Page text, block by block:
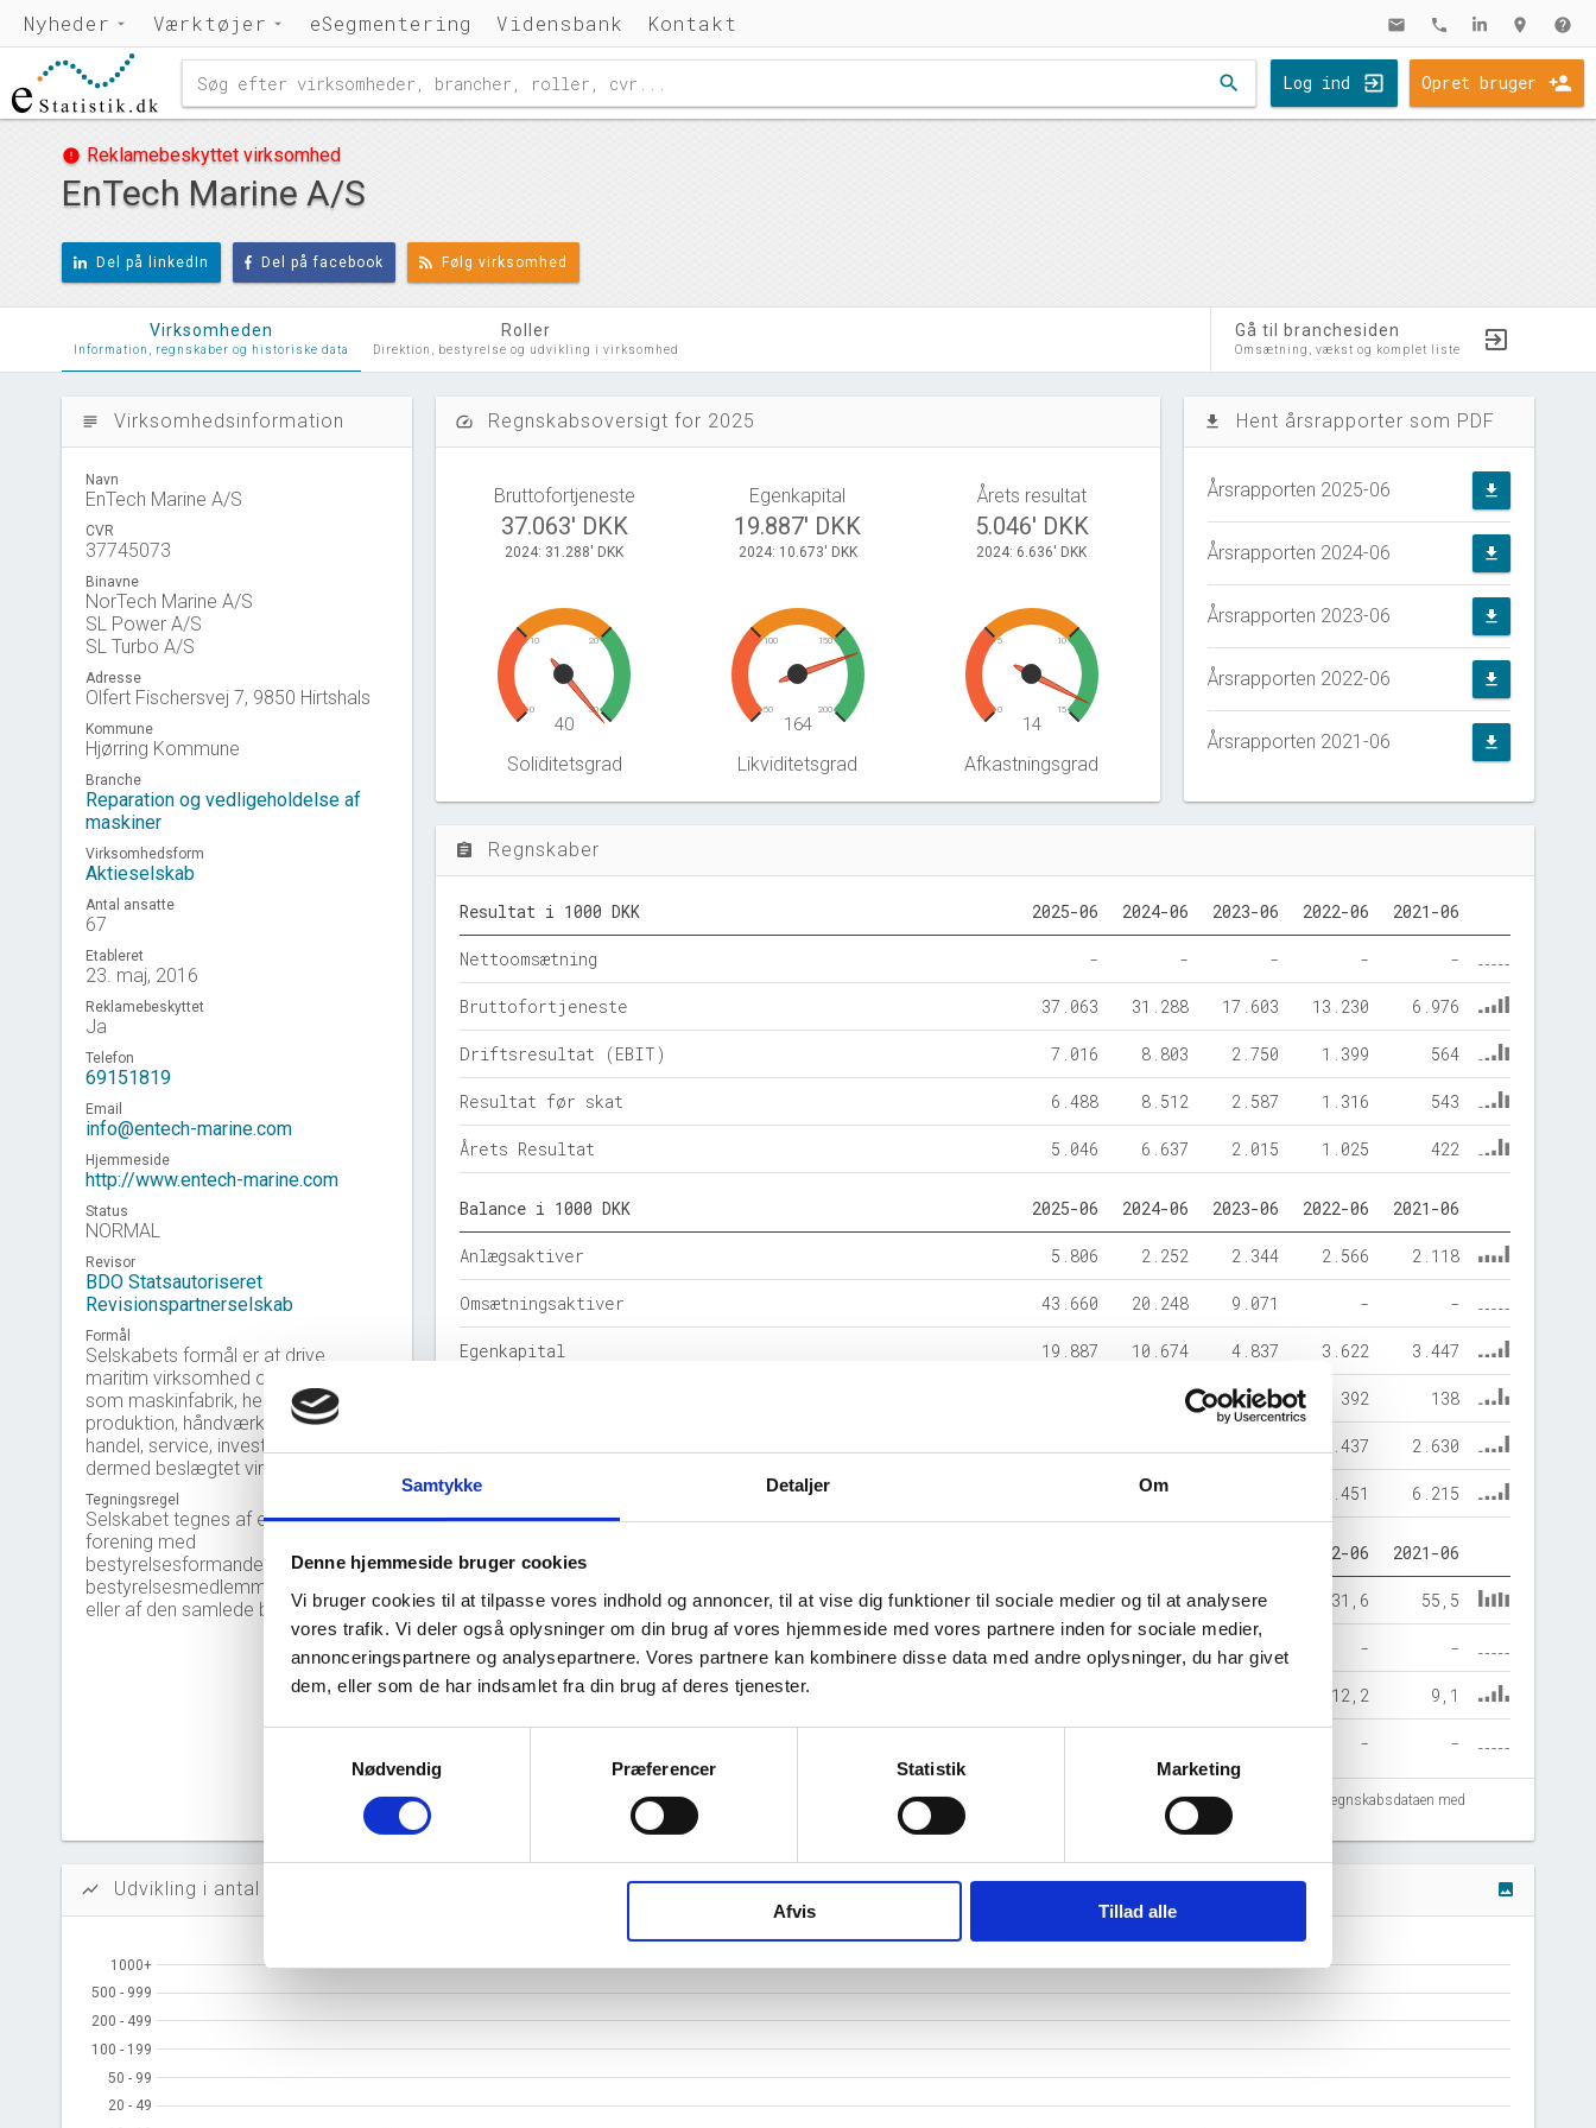
Samtykke Detaljer Om
Denne hjemmeside bruger cookies
Vi bruger cookies til at tilpasse vores indhold og annoncer, til at vise dig funktioner til sociale medier og til at analysere
vores trafik. Vi deler også oplysninger om din brug af vores hjemmeside med vores partnere inden for sociale medier,
annonceringspartnere og analysepartnere. Vores partnere kan kombinere disse data med andre oplysninger, du har givet
dem, eller som de har indsamlet fra din brug af deres tjenester.
Nødvendig
Præferencer Statistik Marketing
Afvis Tillad alle
Nyheder Værktøjer eSegmentering Vidensbank Kontakt mail phone location_on help
search Log ind Opret bruger
error Reklamebeskyttet virksomhed
EnTech Marine A/S
Del på linkedIn Del på facebook Følg virksomhed
Virksomheden
Information, regnskaber og historiske data
Roller
Direktion, bestyrelse og udvikling i virksomhed
Gå til branchesiden
Omsætning, vækst og komplet liste
subject Virksomhedsinformation
Navn
EnTech Marine A/S
CVR
37745073
Binavne
NorTech Marine A/S
SL Power A/S
SL Turbo A/S
Adresse
Olfert Fischersvej 7, 9850 Hirtshals
Kommune
Hjørring Kommune
Branche
Reparation og vedligeholdelse af
maskiner
Virksomhedsform
Aktieselskab
Antal ansatte
67
Etableret
23. maj, 2016
Reklamebeskyttet
Ja
Telefon
69151819
Email
info@entech-marine.com
Hjemmeside
http://www.entech-marine.com
Status
NORMAL
Revisor
BDO Statsautoriseret
Revisionspartnerselskab
Formål
Selskabets formål er at drive
maritim virksomhed og virksomhed
som maskinfabrik, herunder
produktion, håndværk, industri,
handel, service, investering og
dermed beslægtet virksomhed.
Tegningsregel
Selskabet tegnes af en direktør i
forening med
bestyrelsesformanden, eller af 3
bestyrelsesmedlemmer i forening,
eller af den samlede bestyrelse.
speed Regnskabsoversigt for 2025
Bruttofortjeneste
37.063' DKK
2024: 31.288' DKK
Egenkapital
19.887' DKK
2024: 10.673' DKK
Årets resultat
5.046' DKK
2024: 6.636' DKK
0
10 20
30
40
Soliditetsgrad
50
100 150
200
164
Likviditetsgrad
0
5 10
15
14
Afkastningsgrad
file_download Hent årsrapporter som PDF
Årsrapporten 2025-06 file_download
Årsrapporten 2024-06 file_download
Årsrapporten 2023-06 file_download
Årsrapporten 2022-06 file_download
Årsrapporten 2021-06 file_download
assignment Regnskaber
Resultat i 1000 DKK 2025-06 2024-06 2023-06 2022-06 2021-06
Nettoomsætning - - - - -
Bruttofortjeneste 37.063 31.288 17.603 13.230 6.976
Driftsresultat (EBIT) 7.016 8.803 2.750 1.399 564
Resultat før skat 6.488 8.512 2.587 1.316 543
Årets Resultat 5.046 6.637 2.015 1.025 422
Balance i 1000 DKK 2025-06 2024-06 2023-06 2022-06 2021-06
Anlægsaktiver 5.806 2.252 2.344 2.566 2.118
Omsætningsaktiver 43.660 20.248 9.071 - -
Egenkapital 19.887 10.674 4.837 3.622 3.447
1.274 308 392 138
7.437 2.630
Årets balance 22.500 11.451 6.215
Nøgletal i % 2022-06 2021-06
Soliditetsgrad 40,2 47,4 42,4 31,6 55,5
Likviditetsgrad 164,3 220,6 179,9 - -
Afkastningsgrad 12,2 9,1
- -
Tal fra erhvervsstyrelsens regnskabs-API. eStatistik henviser til Erhvervsstyrelsen ved eventuelle fejlregistreringer. Vi anbefaler at krydstjekke regnskabsdataen med
show_chart Udvikling i antal ansatte image
20 - 49
20 - 49
50 - 99
50 - 99
100 - 199
100 - 199
200 - 499
200 - 499
500 - 999
500 - 999
1000+
1000+